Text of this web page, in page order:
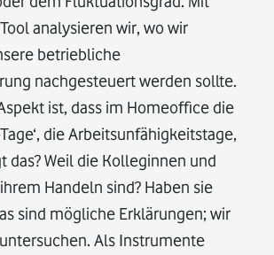
analysieren wir, wo wir
betriebliche
nachgesteuert werden sollte.
ist, dass im Homeoffice die
die Arbeitsunfähigkeitstage,
das? Weil die Kolleginnen und
Handeln sind? Haben sie
sind mögliche Erklärungen; wir
Als Instrumente